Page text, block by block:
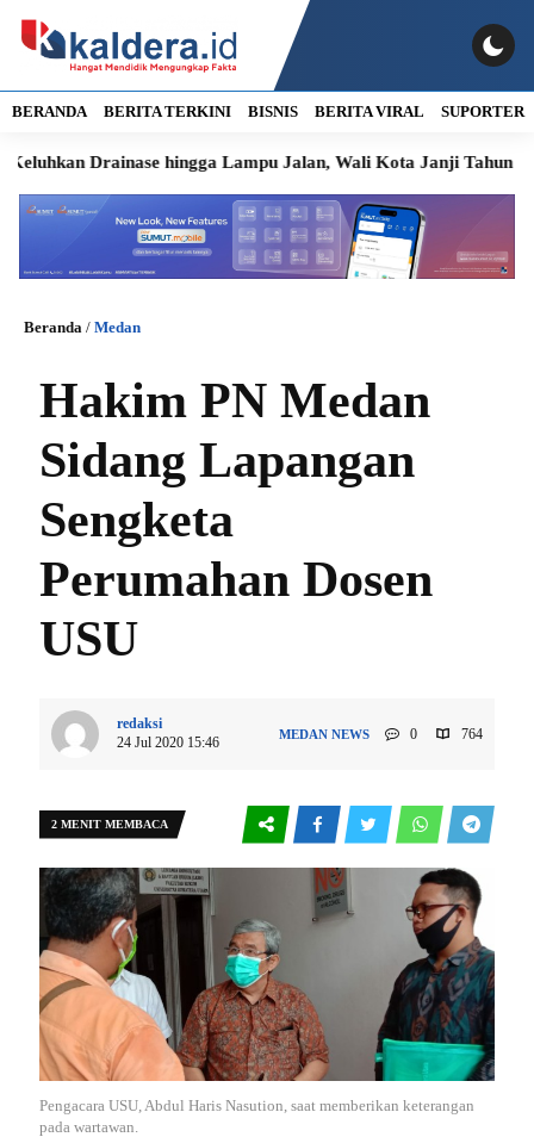
BERANDA BERITA TERKINI BISNIS BERITA VIRAL SUPORTER
Drainase hingga Lampu Jalan, Wali Kota Janji Tahun Ini
Beranda / Medan
Hakim PN Medan
Sidang Lapangan
Sengketa
Perumahan Dosen
USU
redaksi
24 Jul 2020 15:46
MEDAN NEWS 0 764
2 MENIT MEMBACA
Pengacara USU, Abdul Haris Nasution, saat memberikan keterangan
pada wartawan.